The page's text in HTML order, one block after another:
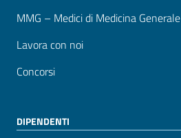
MMG – Medici di Medicina Generale
Lavora con noi
Concorsi
DIPENDENTI